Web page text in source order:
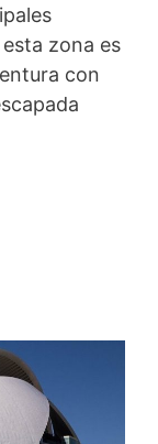
zona es
con